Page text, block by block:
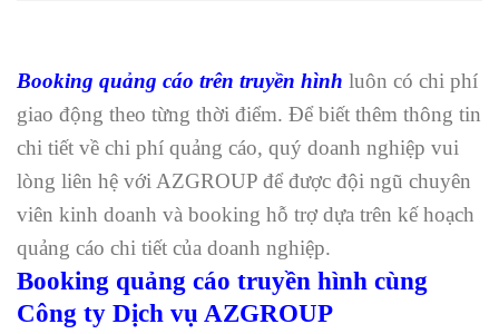
Booking quảng cáo trên truyền hình luôn có chi phí
giao động theo từng thời điểm. Để biết thêm thông tin
chi tiết về chi phí quảng cáo, quý doanh nghiệp vui
lòng liên hệ với AZGROUP để được đội ngũ chuyên
viên kinh doanh và booking hỗ trợ dựa trên kế hoạch
quảng cáo chi tiết của doanh nghiệp.
Booking quảng cáo truyền hình cùng
Công ty Dịch vụ AZGROUP